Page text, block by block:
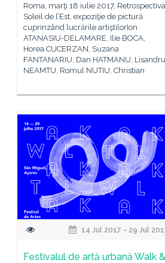
Roma, marţi 18 iulie 2017, Retrospectiva
Soleil de l’Est, expoziţie de pictură
cuprinzând lucrările artiştilorIon
ATANASIU-DELAMARE, Ilie BOCA,
Horea CUCERZAN, Suzana
FANTANARIU, Dan HATMANU, Lisandru
NEAMTU, Romul NUTIU, Christian
14 Jul 2017 - 29 Jul
Festivalul de artă urbană Walk &